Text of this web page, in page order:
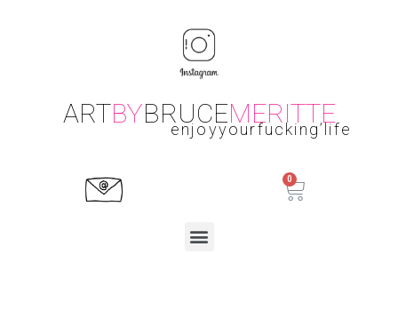
ARTBYBRUCEMERITTE
enjoyyourfucking’life